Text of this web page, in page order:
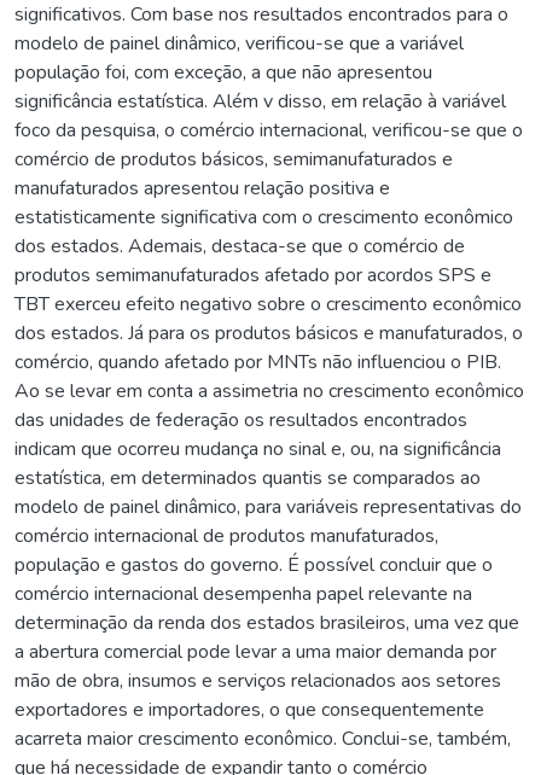
significativos. Com base nos resultados encontrados para o
modelo de painel dinâmico, verificou-se que a variável
população foi, com exceção, a que não apresentou
significância estatística. Além v disso, em relação à variável
foco da pesquisa, o comércio internacional, verificou-se que o
comércio de produtos básicos, semimanufaturados e
manufaturados apresentou relação positiva e
estatisticamente significativa com o crescimento econômico
dos estados. Ademais, destaca-se que o comércio de
produtos semimanufaturados afetado por acordos SPS e
TBT exerceu efeito negativo sobre o crescimento econômico
dos estados. Já para os produtos básicos e manufaturados, o
comércio, quando afetado por MNTs não influenciou o PIB.
Ao se levar em conta a assimetria no crescimento econômico
das unidades de federação os resultados encontrados
indicam que ocorreu mudança no sinal e, ou, na significância
estatística, em determinados quantis se comparados ao
modelo de painel dinâmico, para variáveis representativas do
comércio internacional de produtos manufaturados,
população e gastos do governo. É possível concluir que o
comércio internacional desempenha papel relevante na
determinação da renda dos estados brasileiros, uma vez que
a abertura comercial pode levar a uma maior demanda por
mão de obra, insumos e serviços relacionados aos setores
exportadores e importadores, o que consequentemente
acarreta maior crescimento econômico. Conclui-se, também,
que há necessidade de expandir tanto o comércio